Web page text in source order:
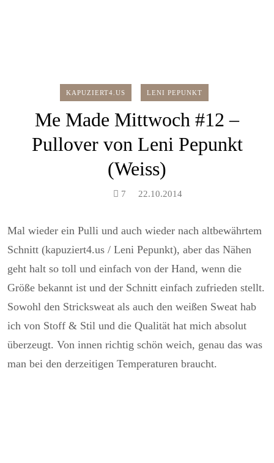
KAPUZIERT4.US LENI PEPUNKT
Me Made Mittwoch #12 –
Pullover von Leni Pepunkt
(Weiss)
7 22.10.2014
Mal wieder ein Pulli und auch wieder nach altbewährtem
Schnitt (kapuziert4.us / Leni Pepunkt), aber das Nähen
geht halt so toll und einfach von der Hand, wenn die
Größe bekannt ist und der Schnitt einfach zufrieden stellt.
Sowohl den Stricksweat als auch den weißen Sweat hab
ich von Stoff & Stil und die Qualität hat mich absolut
überzeugt. Von innen richtig schön weich, genau das was
man bei den derzeitigen Temperaturen braucht.